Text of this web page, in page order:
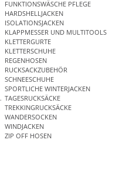
FUNKTIONSWÄSCHE PFLEGE
HARDSHELLJACKEN
ISOLATIONSJACKEN
KLAPPMESSER UND MULTITOOLS
KLETTERGURTE
KLETTERSCHUHE
REGENHOSEN
RUCKSACKZUBEHÖR
SCHNEESCHUHE
SPORTLICHE WINTERJACKEN
TAGESRUCKSÄCKE
TREKKINGRUCKSÄCKE
WANDERSOCKEN
WINDJACKEN
ZIP OFF HOSEN